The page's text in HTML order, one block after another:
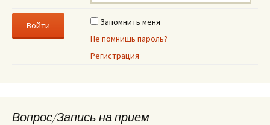
Запомнить меня
Не помнишь пароль?
Регистрация
Вопрос/Запись на прием